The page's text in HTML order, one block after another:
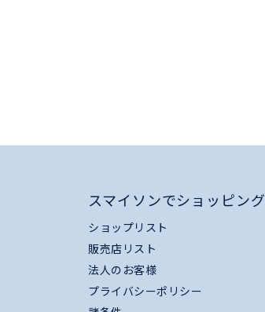
スマイソンでショッピング
ショップリスト
販売店リスト
法人のお客様
プライバシーポリシー